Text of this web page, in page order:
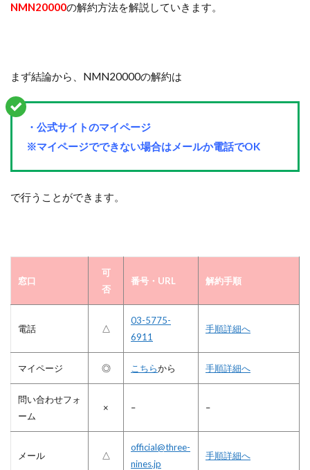
NMN20000の解約方法を解説していきます。
まず結論から、NMN20000の解約は
・公式サイトのマイページ
※マイページでできない場合はメールか電話でOK
で行うことができます。
窓口
可
否
番号・URL 解約手順
電話 △
03-5775-
6911
手順詳細へ
マイページ ◎ こちらから 手順詳細へ
問い合わせフォ
ーム
× – –
メール △
official@three-
nines.jp
手順詳細へ